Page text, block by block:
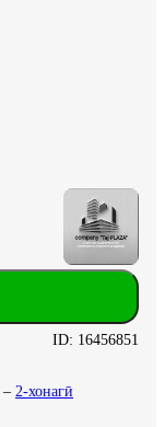
ID: 16456851
– 2-хонагӣ